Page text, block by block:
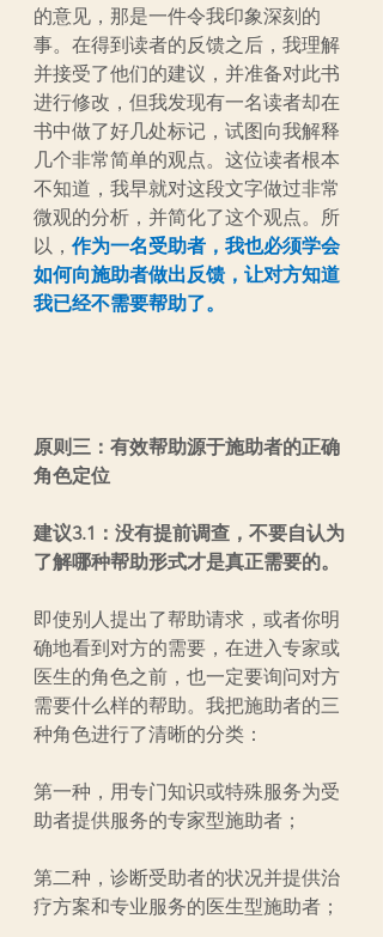
的意见，那是一件令我印象深刻的
事。在得到读者的反馈之后，我理解
并接受了他们的建议，并准备对此书
进行修改，但我发现有一名读者却在
书中做了好几处标记，试图向我解释
几个非常简单的观点。这位读者根本
不知道，我早就对这段文字做过非常
微观的分析，并简化了这个观点。所
以， 作为一名受助者，我也必须学会
如何向施助者做出反馈，让对方知道
我已经不需要帮助了。
原则三：有效帮助源于施助者的正确
角色定位
建议3.1：没有提前调查，不要自认为
了解哪种帮助形式才是真正需要的。
即使别人提出了帮助请求，或者你明
确地看到对方的需要，在进入专家或
医生的角色之前，也一定要询问对方
需要什么样的帮助。我把施助者的三
种角色进行了清晰的分类：
第一种，用专门知识或特殊服务为受
助者提供服务的专家型施助者；
第二种，诊断受助者的状况并提供治
疗方案和专业服务的医生型施助者；